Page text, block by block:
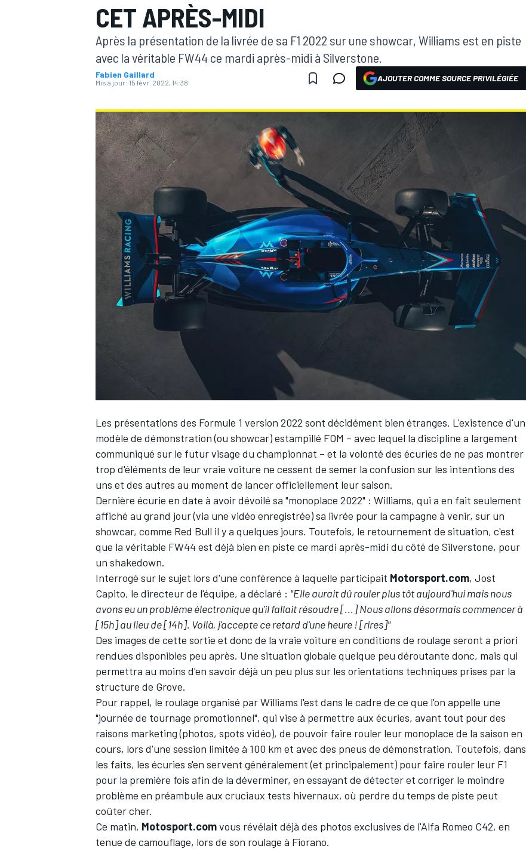
WRC
WEC
CET APRÈS-MIDI
Après la présentation de la livrée de sa F1 2022 sur une showcar, Williams est en piste
avec la véritable FW44 ce mardi après-midi à Silverstone.
Fabien Gaillard
Mis à jour: 15 févr. 2022, 14:38 AJOUTER COMME SOURCE PRIVILÉGIÉE
Les présentations des Formule 1 version 2022 sont décidément bien étranges. L'existence d'un
modèle de démonstration (ou showcar) estampillé FOM – avec lequel la discipline a largement
communiqué sur le futur visage du championnat – et la volonté des écuries de ne pas montrer
trop d'éléments de leur vraie voiture ne cessent de semer la confusion sur les intentions des
uns et des autres au moment de lancer officiellement leur saison.
Dernière écurie en date à avoir dévoilé sa "monoplace 2022" : Williams, qui a en fait seulement
affiché au grand jour (via une vidéo enregistrée) sa livrée pour la campagne à venir, sur un
showcar, comme Red Bull il y a quelques jours. Toutefois, le retournement de situation, c'est
que la véritable FW44 est déjà bien en piste ce mardi après-midi du côté de Silverstone, pour
un shakedown.
Interrogé sur le sujet lors d'une conférence à laquelle participait Motorsport.com, Jost
Capito, le directeur de l'équipe, a déclaré : "Elle aurait dû rouler plus tôt aujourd'hui mais nous
avons eu un problème électronique qu'il fallait résoudre [...] Nous allons désormais commencer à
[15h] au lieu de [14h]. Voilà, j'accepte ce retard d'une heure ! [rires]"
Des images de cette sortie et donc de la vraie voiture en conditions de roulage seront a priori
rendues disponibles peu après. Une situation globale quelque peu déroutante donc, mais qui
permettra au moins d'en savoir déjà un peu plus sur les orientations techniques prises par la
structure de Grove.
Pour rappel, le roulage organisé par Williams l'est dans le cadre de ce que l'on appelle une
"journée de tournage promotionnel", qui vise à permettre aux écuries, avant tout pour des
raisons marketing (photos, spots vidéo), de pouvoir faire rouler leur monoplace de la saison en
cours, lors d'une session limitée à 100 km et avec des pneus de démonstration. Toutefois, dans
les faits, les écuries s'en servent généralement (et principalement) pour faire rouler leur F1
pour la première fois afin de la déverminer, en essayant de détecter et corriger le moindre
problème en préambule aux cruciaux tests hivernaux, où perdre du temps de piste peut
coûter cher.
Ce matin, Motosport.comvous révélait déjà des photos exclusives de l'Alfa Romeo C42, en
tenue de camouflage, lors de son roulage à Fiorano.